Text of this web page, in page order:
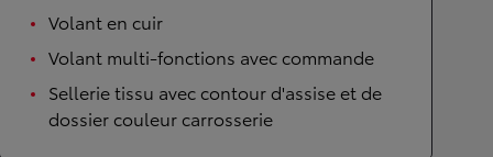
Volant en cuir
Volant multi-fonctions avec commande
Sellerie tissu avec contour d'assise et de
dossier couleur carrosserie